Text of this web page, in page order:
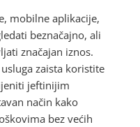
mobilne aplikacije,
beznačajno, ali
značajan iznos.
zaista koristite
jeftinijim
način kako
bez većih